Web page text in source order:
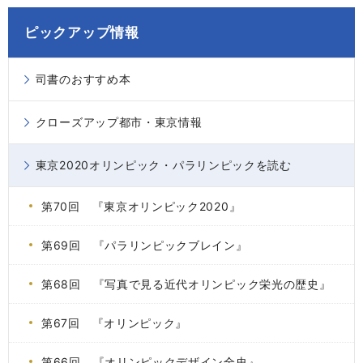
ピックアップ情報
司書のおすすめ本
クローズアップ都市・東京情報
東京2020オリンピック・パラリンピックを読む
第70回 『東京オリンピック2020』
第69回 『パラリンピックブレイン』
第68回 『写真で見る近代オリンピック栄光の歴史』
第67回 『オリンピック』